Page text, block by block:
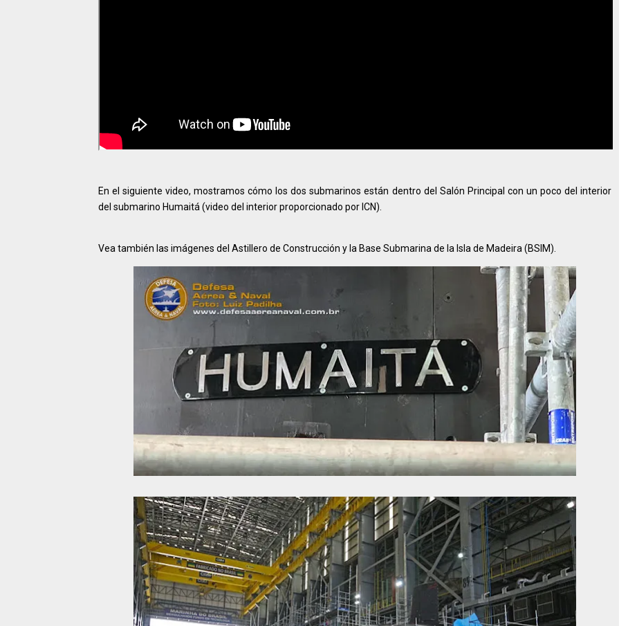
En el siguiente video, mostramos cómo los dos submarinos están dentro del Salón Principal con un poco del interior
del submarino Humaitá (video del interior proporcionado por ICN).
Vea también las imágenes del Astillero de Construcción y la Base Submarina de la Isla de Madeira (BSIM).